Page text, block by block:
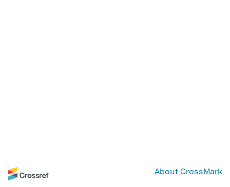
About CrossMark